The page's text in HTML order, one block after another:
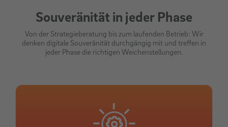
Souveränität in jeder Phase
Von der Strategieberatung bis zum laufenden Betrieb: Wir
denken digitale Souveränität durchgängig mit und treffen in
jeder Phase die richtigen Weichenstellungen.